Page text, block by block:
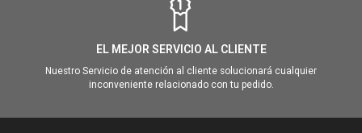
EL MEJOR SERVICIO AL CLIENTE
Nuestro Servicio de atención al cliente solucionará cualquier
inconveniente relacionado con tu pedido.